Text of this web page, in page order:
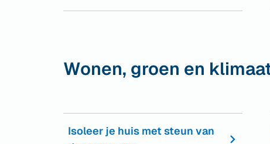
Wonen, groen en
Isoleer je huis met steun van